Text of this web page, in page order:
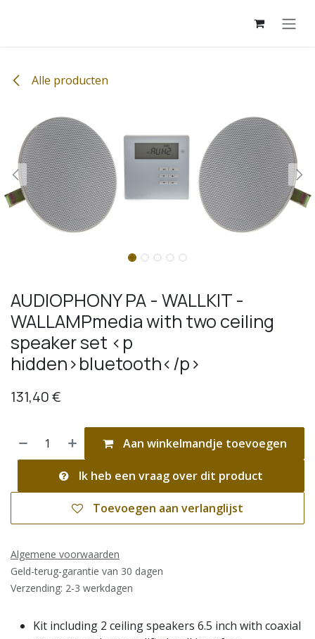
Alle producten
AUDIOPHONY PA - WALLKIT -
WALLAMPmedia with two ceiling
speaker set <p
hidden>bluetooth</p>
131,40€
Aan winkelmandje toevoegen
Ik heb een vraag over dit product
Toevoegen aan verlanglijst
Algemene voorwaarden
Geld-terug-garantie van 30 dagen
Verzending: 2-3 werkdagen
Kit including 2 ceiling speakers 6.5 inch with coaxial